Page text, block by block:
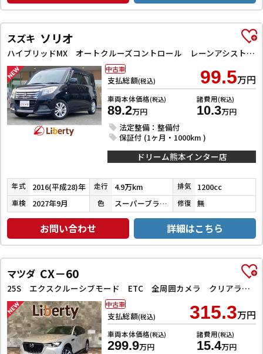
スズキ ソリオ
ハイブリッドMX オートクルーズコントロール レーンアシスト 衝突被害軽減システム 両側スライド・片側電動 スマートキー アイドリングストップ 電動格納ミラー シートヒーター ウォークスルー CVT アルミホイール
支払総額(税込) 99.5万円
車両本体価格(税込)
89.2万円
諸費用(税込)
10.3万円
法定整備：整備付
保証付 (1ヶ月・1000km )
中古車
ドリーム熊本インター店
年式 2016(平成28)年 走行 4.9万km 排気 1200cc
車検 2027年9月 色 スーパーブラックパール 修復 無
お問い合わせ 詳細はこちら
マツダ CX－60
25S エクスクルーシブモード ETC 全周囲カメラ クリアランスソナー オートクルーズコントロール レーンアシスト パワーシート 衝突被害軽減システム サンルーフ TV オートマチックハイビーム オートライト 電動リアゲート
支払総額(税込) 315.3万円
車両本体価格(税込)
299.9万円
諸費用(税込)
15.4万円
中古車